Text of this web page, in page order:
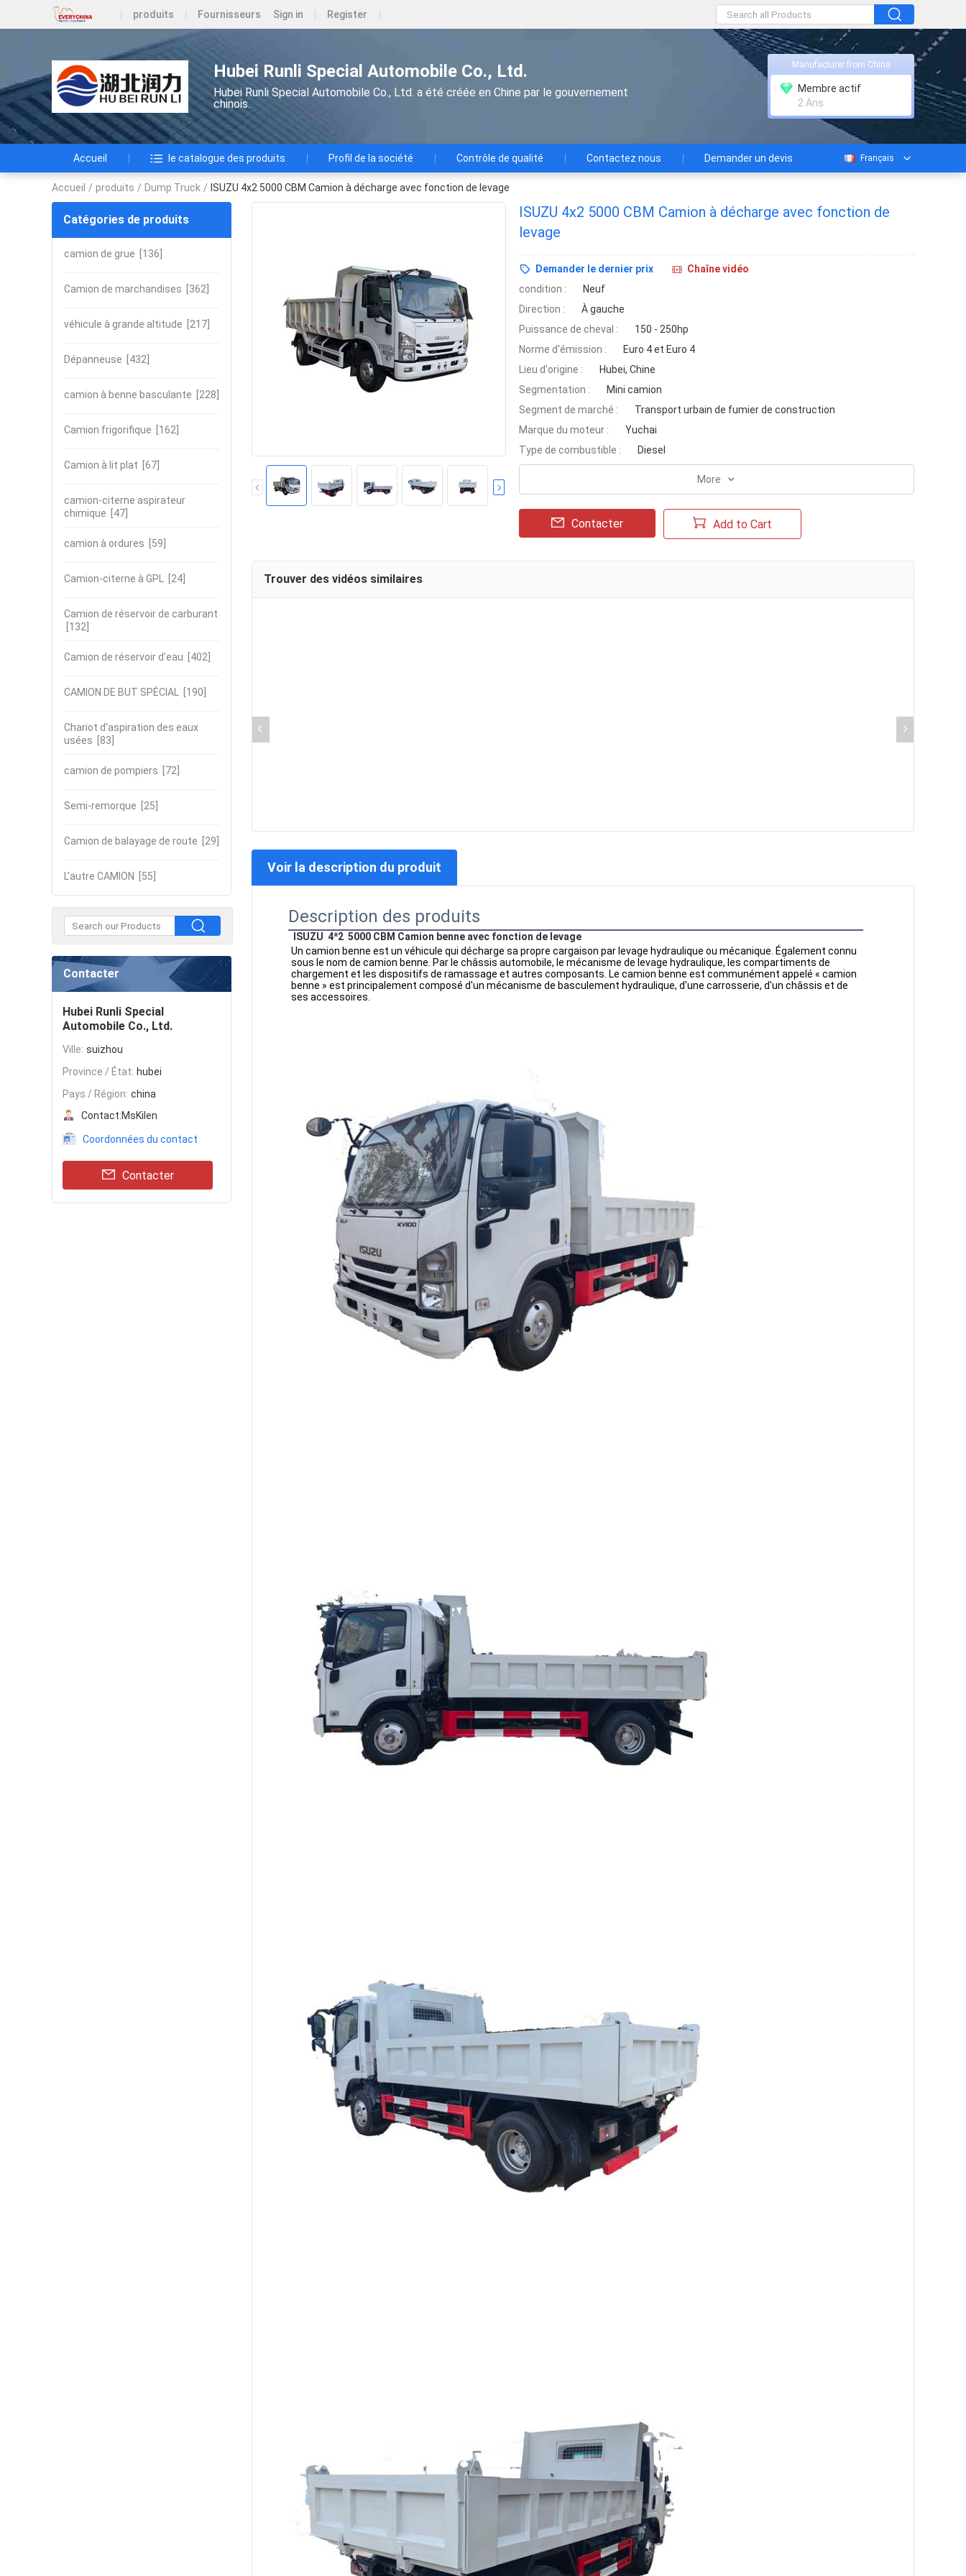
produits Fournisseurs Sign in Register
Hubei Runli Special Automobile Co., Ltd.
Hubei Runli Special Automobile Co., Ltd. a été créée en Chine par le gouvernement
chinois.
Manufacturer from China
Membre actif
2 Ans
Accueil le catalogue des produits Profil de la société Contrôle de qualité Contactez nous Demander un devis Français
Accueil / produits / Dump Truck / ISUZU 4x2 5000 CBM Camion à décharge avec fonction de levage
Catégories de produits
camion de grue [136]
Camion de marchandises [362]
véhicule à grande altitude [217]
Dépanneuse [432]
camion à benne basculante [228]
Camion frigorifique [162]
Camion à lit plat [67]
camion-citerne aspirateur
chimique [47]
camion à ordures [59]
Camion-citerne à GPL [24]
Camion de réservoir de carburant
[132]
Camion de réservoir d'eau [402]
CAMION DE BUT SPÉCIAL [190]
Chariot d'aspiration des eaux
usées [83]
camion de pompiers [72]
Semi-remorque [25]
Camion de balayage de route [29]
L'autre CAMION [55]
Contacter
Hubei Runli Special
Automobile Co., Ltd.
Ville: suizhou
Province / État: hubei
Pays / Région: china
Contact:MsKilen
Coordonnées du contact
Contacter
ISUZU 4x2 5000 CBM Camion à décharge avec fonction de
levage
Demander le dernier prix
Chaîne vidéo
condition :
Neuf
Direction :
À gauche
Puissance de cheval :
150 - 250hp
Norme d'émission :
Euro 4 et Euro 4
Lieu d'origine :
Hubei, Chine
Segmentation :
Mini camion
Segment de marché :
Transport urbain de fumier de construction
Marque du moteur :
Yuchai
Type de combustible :
Diesel
More
Contacter Add to Cart
Trouver des vidéos similaires
Voir la description du produit
Description des produits
ISUZU  4*2  5000 CBM Camion benne avec fonction de levage
Un camion benne est un véhicule qui décharge sa propre cargaison par levage hydraulique ou mécanique. Également connu
sous le nom de camion benne. Par le châssis automobile, le mécanisme de levage hydraulique, les compartiments de
chargement et les dispositifs de ramassage et autres composants. Le camion benne est communément appelé « camion
benne » est principalement composé d'un mécanisme de basculement hydraulique, d'une carrosserie, d'un châssis et de
ses accessoires.